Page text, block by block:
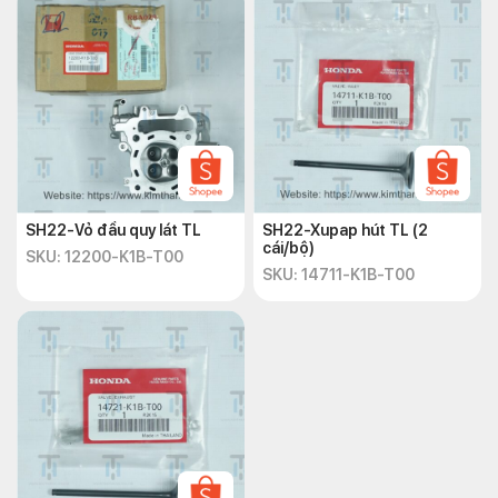
SH22-Vỏ đầu quy lát TL
SKU: 12200-K1B-T00
SH22-Xupap hút TL (2
cái/bộ)
SKU: 14711-K1B-T00